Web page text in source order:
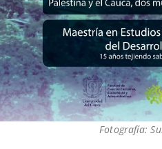
Fotografía: